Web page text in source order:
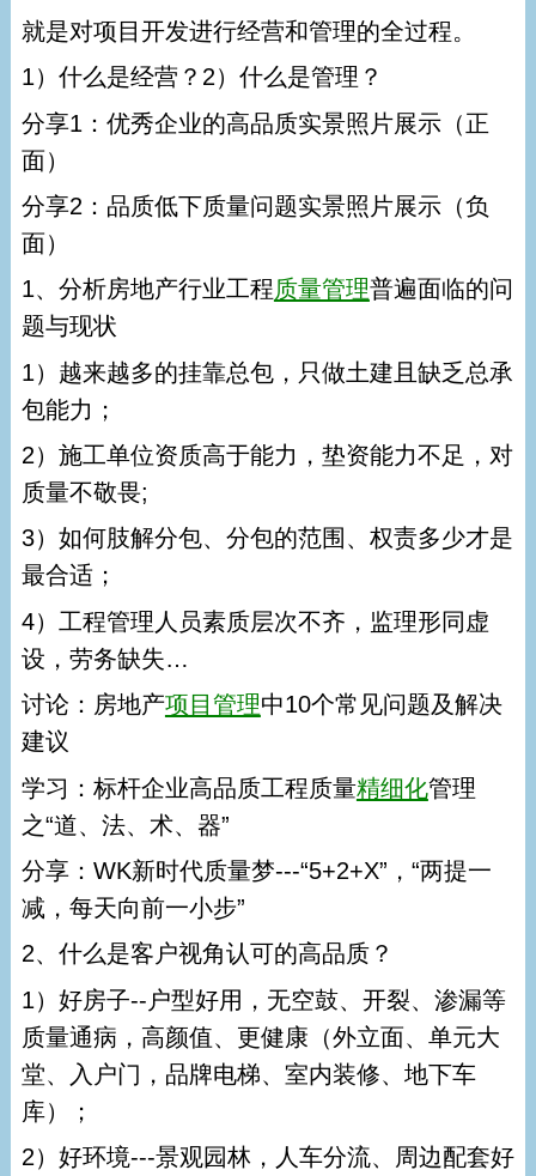
就是对项目开发进行经营和管理的全过程。
1）什么是经营？2）什么是管理？
分享1：优秀企业的高品质实景照片展示（正
面）
分享2：品质低下质量问题实景照片展示（负
面）
1、分析房地产行业工程质量管理普遍面临的问
题与现状
1）越来越多的挂靠总包，只做土建且缺乏总承
包能力；
2）施工单位资质高于能力，垫资能力不足，对
质量不敬畏;
3）如何肢解分包、分包的范围、权责多少才是
最合适；
4）工程管理人员素质层次不齐，监理形同虚
设，劳务缺失…
讨论：房地产项目管理中10个常见问题及解决
建议
学习：标杆企业高品质工程质量精细化管理
之“道、法、术、器”
分享：WK新时代质量梦---“5+2+X”，“两提一
减，每天向前一小步”
2、什么是客户视角认可的高品质？
1）好房子--户型好用，无空鼓、开裂、渗漏等
质量通病，高颜值、更健康（外立面、单元大
堂、入户门，品牌电梯、室内装修、地下车
库）；
2）好环境---景观园林，人车分流、周边配套好